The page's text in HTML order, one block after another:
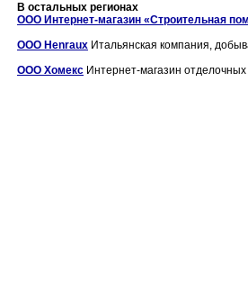
В остальных регионах
ООО Интернет-магазин «Строительная
ООО Henraux Итальянская компания,
ООО Хомекс Интернет-магазин